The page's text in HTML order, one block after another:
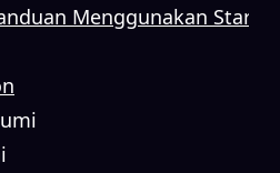
Menggunakan